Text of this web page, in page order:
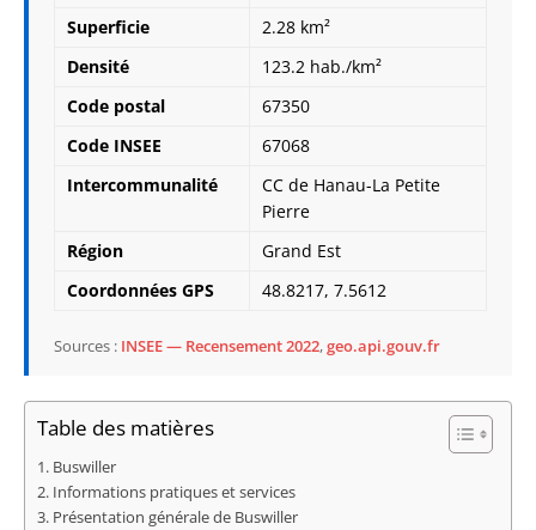
Superficie
2.28 km²
Densité
123.2 hab./km²
Code postal
67350
Code INSEE
67068
Intercommunalité
CC de Hanau-La Petite
Pierre
Région
Grand Est
Coordonnées GPS
48.8217, 7.5612
Sources : INSEE — Recensement 2022,geo.api.gouv.fr
Table des matières
Buswiller
Informations pratiques et services
Présentation générale de Buswiller